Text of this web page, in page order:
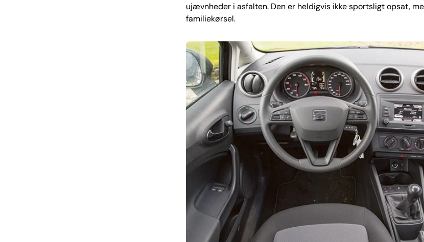
ujævnheder i asfalten. Den er heldigvis ikke sportsligt opsat,
familiekørsel.